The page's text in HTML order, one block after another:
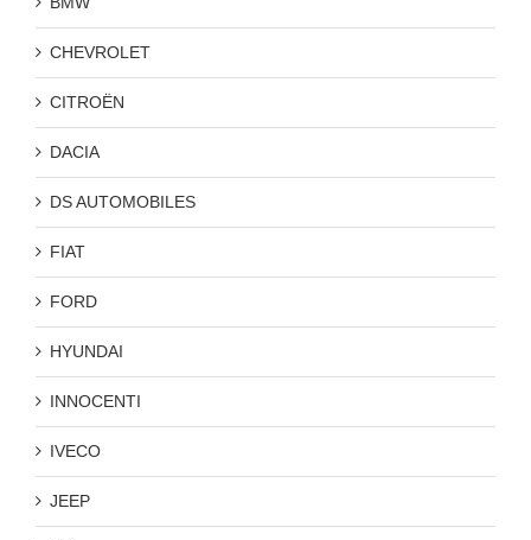
CHEVROLET
CITROËN
DACIA
DS AUTOMOBILES
FIAT
FORD
HYUNDAI
INNOCENTI
IVECO
JEEP